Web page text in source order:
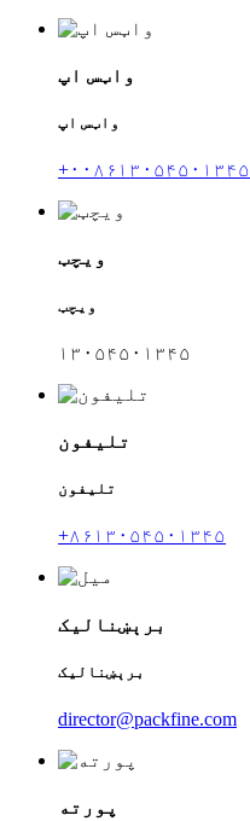
واټس اپ
واټس اپ
+۰۰۸۶۱۳۰۵۴۵۰۱۳۴۵
ویچټ
ویچټ
۱۳۰۵۴۵۰۱۳۴۵
تلیفون
تلیفون
+۸۶۱۳۰۵۴۵۰۱۳۴۵
برېښنالیک
برېښنالیک
director@packfine.com
پورته